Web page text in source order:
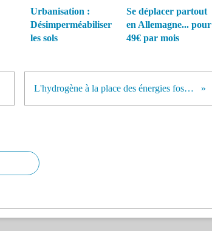
Urbanisation :
Désimperméabiliser
les sols
Se déplacer partout
en Allemagne... pour
49€ par mois
L'hydrogène à la place des énergies fossiles : une entreprise française en passe de relever le défi